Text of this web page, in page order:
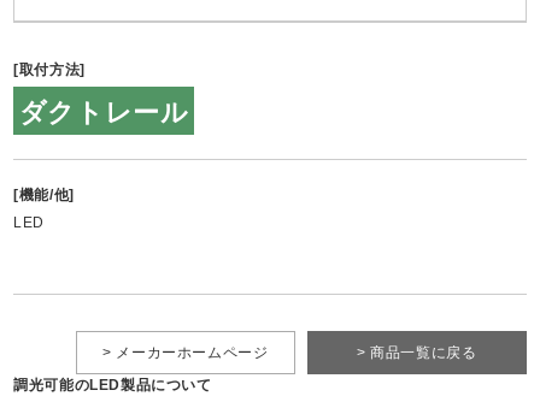
[取付方法]
ダクトレール
[機能/他]
LED
> 商品一覧に戻る
> メーカーホームページ
調光可能のLED製品について